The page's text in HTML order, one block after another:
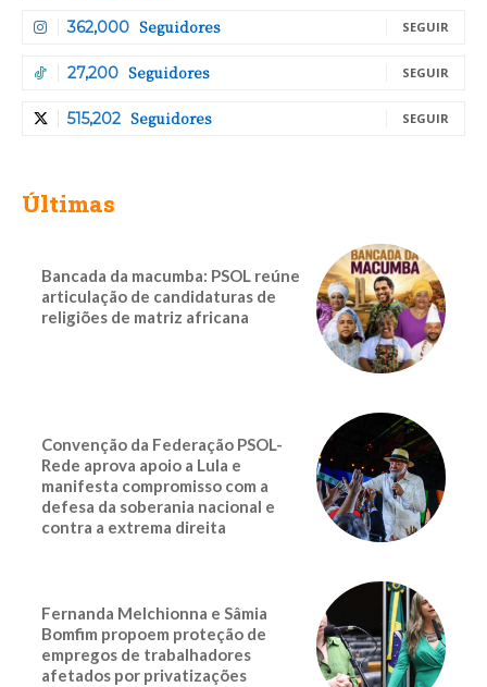
362,000 Seguidores SEGUIR
27,200 Seguidores SEGUIR
515,202 Seguidores SEGUIR
Últimas
Bancada da macumba: PSOL reúne
articulação de candidaturas de
religiões de matriz africana
Convenção da Federação PSOL-
Rede aprova apoio a Lula e
manifesta compromisso com a
defesa da soberania nacional e
contra a extrema direita
Fernanda Melchionna e Sâmia
Bomfim propoem proteção de
empregos de trabalhadores
afetados por privatizações